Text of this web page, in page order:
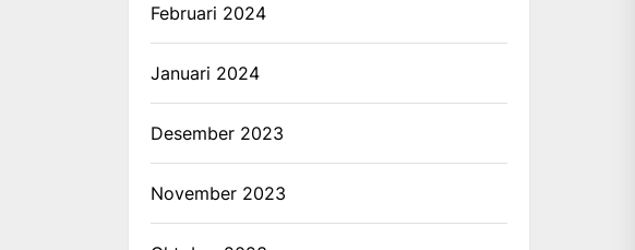
Februari 2024
Januari 2024
Desember 2023
November 2023